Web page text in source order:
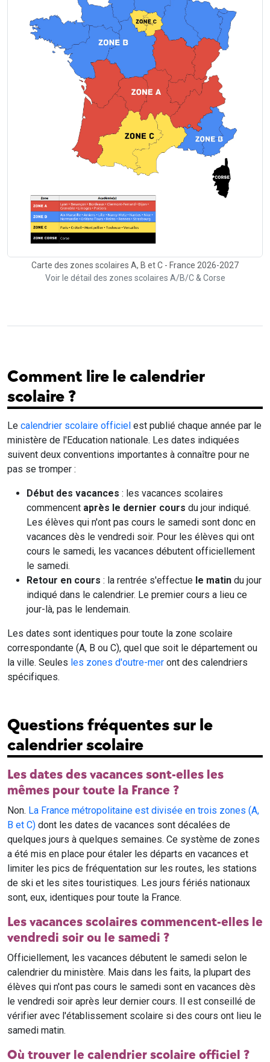
Carte des zones scolaires A, B et C - France 2026-2027
Voir le détail des zones scolaires A/B/C & Corse
Comment lire le calendrier
scolaire ?
Le calendrier scolaire officiel est publié chaque année par le
ministère de l'Education nationale. Les dates indiquées
suivent deux conventions importantes à connaître pour ne
pas se tromper :
Début des vacances : les vacances scolaires
commencent après le dernier cours du jour indiqué.
Les élèves qui n'ont pas cours le samedi sont donc en
vacances dès le vendredi soir. Pour les élèves qui ont
cours le samedi, les vacances débutent officiellement
le samedi.
Retour en cours : la rentrée s'effectue le matin du jour
indiqué dans le calendrier. Le premier cours a lieu ce
jour-là, pas le lendemain.
Les dates sont identiques pour toute la zone scolaire
correspondante (A, B ou C), quel que soit le département ou
la ville. Seules les zones d'outre-mer ont des calendriers
spécifiques.
Questions fréquentes sur le
calendrier scolaire
Les dates des vacances sont-elles les
mêmes pour toute la France ?
Non. La France métropolitaine est divisée en trois zones (A,
B et C) dont les dates de vacances sont décalées de
quelques jours à quelques semaines. Ce système de zones
a été mis en place pour étaler les départs en vacances et
limiter les pics de fréquentation sur les routes, les stations
de ski et les sites touristiques. Les jours fériés nationaux
sont, eux, identiques pour toute la France.
Les vacances scolaires commencent-elles le
vendredi soir ou le samedi ?
Officiellement, les vacances débutent le samedi selon le
calendrier du ministère. Mais dans les faits, la plupart des
élèves qui n'ont pas cours le samedi sont en vacances dès
le vendredi soir après leur dernier cours. Il est conseillé de
vérifier avec l'établissement scolaire si des cours ont lieu le
samedi matin.
Où trouver le calendrier scolaire officiel ?